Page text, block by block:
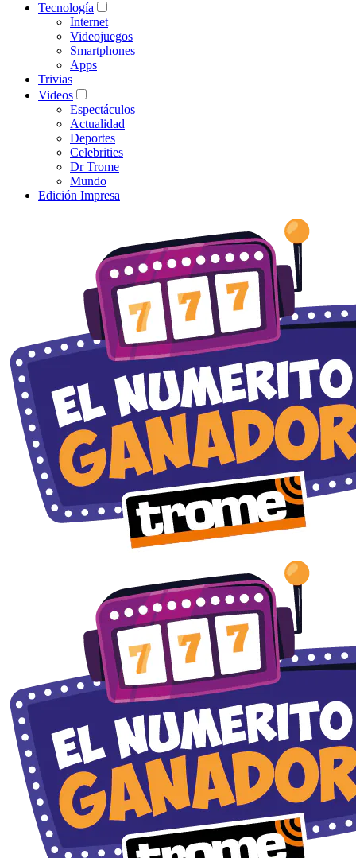
Tecnología
Internet
Videojuegos
Smartphones
Apps
Trivias
Videos
Espectáculos
Actualidad
Deportes
Celebrities
Dr Trome
Mundo
Edición Impresa